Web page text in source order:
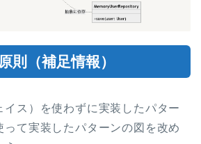
則（補足情報）
イス）を使わずに実装したパター
って実装したパターンの図を改め